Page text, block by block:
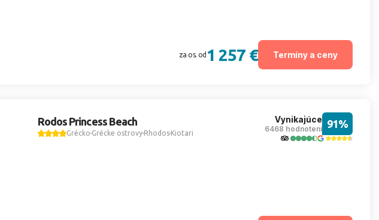
za os. od 1 257 € Termíny a ceny
Rodos Princess Beach
GréckoGrécke ostrovyRhodosKiotari
Vynikajúce
6468 hodnotení 91%